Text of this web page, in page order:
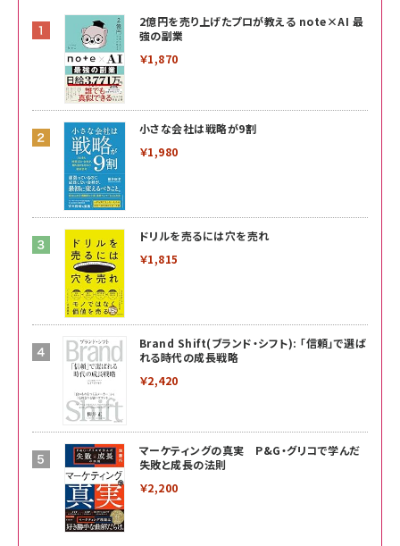
2億円を売り上げたプロが教える note×AI 最
強の副業
￥1,870
小さな会社は戦略が9割
￥1,980
ドリルを売るには穴を売れ
￥1,815
Brand Shift(ブランド・シフト): 「信頼」で選ば
れる時代の成長戦略
￥2,420
マーケティングの真実 P&G・グリコで学んだ
失敗と成長の法則
￥2,200